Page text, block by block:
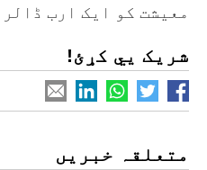
معیشت کو ایک ارب
شریک یي کړئ!
متعلقہ خبریں